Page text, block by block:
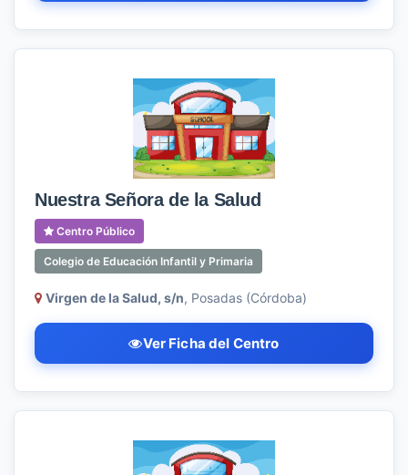
Nuestra Señora de la Salud
Centro Público
Colegio de Educación Infantil y Primaria
Virgen de la Salud, s/n, Posadas (Córdoba)
Ver Ficha del Centro